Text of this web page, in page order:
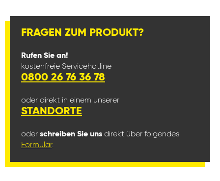
FRAGEN ZUM PRODUKT?
Rufen Sie an!
kostenfreie Servicehotline
0800 26 76 36 78
oder direkt in einem unserer
STANDORTE
oder schreiben Sie uns direkt über folgendes
Formular.